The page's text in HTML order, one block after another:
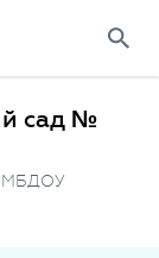
сад №
МБДОУ